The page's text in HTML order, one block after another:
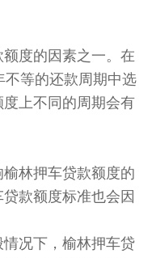
度的因素之一。在
不等的还款周期中选
上不同的周期会有
林押车贷款额度的
款额度标准也会因
况下，榆林押车贷